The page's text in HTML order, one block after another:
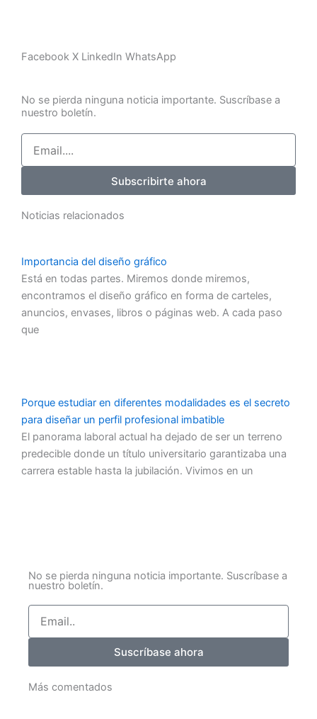
Facebook X LinkedIn WhatsApp
No se pierda ninguna noticia importante. Suscríbase a
nuestro boletín.
Subscribirte ahora
Noticias relacionados
Importancia del diseño gráfico
Está en todas partes. Miremos donde miremos,
encontramos el diseño gráfico en forma de carteles,
anuncios, envases, libros o páginas web. A cada paso
que
Porque estudiar en diferentes modalidades es el secreto
para diseñar un perfil profesional imbatible
El panorama laboral actual ha dejado de ser un terreno
predecible donde un título universitario garantizaba una
carrera estable hasta la jubilación. Vivimos en un
No se pierda ninguna noticia importante. Suscríbase a
nuestro boletín.
Suscríbase ahora
Más comentados